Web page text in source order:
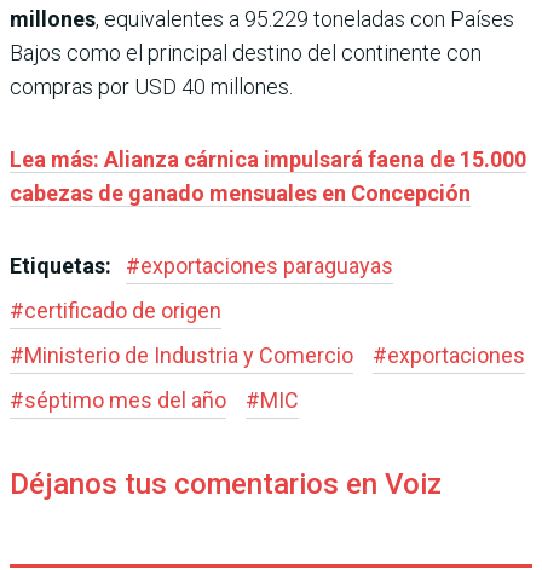
millones, equivalentes a 95.229 toneladas con Países
Bajos como el principal destino del continente con
compras por USD 40 millones.
Lea más: Alianza cárnica impulsará faena de 15.000
cabezas de ganado mensuales en Concepción
Etiquetas: #exportaciones paraguayas
#certificado de origen
#Ministerio de Industria y Comercio #exportaciones
#séptimo mes del año #MIC
Déjanos tus comentarios en Voiz